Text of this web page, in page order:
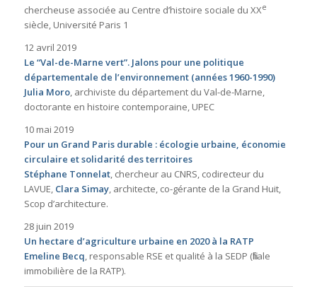
chercheuse associée au Centre d’histoire sociale du XXe
siècle, Université Paris 1
12 avril 2019
Le “Val-de-Marne vert”. Jalons pour une politique
départementale de l’environnement (années 1960-1990)
Julia Moro, archiviste du département du Val-de-Marne,
doctorante en histoire contemporaine, UPEC
10 mai 2019
Pour un Grand Paris durable : écologie urbaine, économie
circulaire et solidarité des territoires
Stéphane Tonnelat, chercheur au CNRS, codirecteur du
LAVUE, Clara Simay, architecte, co-gérante de la Grand Huit,
Scop d’architecture.
28 juin 2019
Un hectare d’agriculture urbaine en 2020 à la RATP
Emeline Becq, responsable RSE et qualité à la SEDP (filiale
immobilière de la RATP).